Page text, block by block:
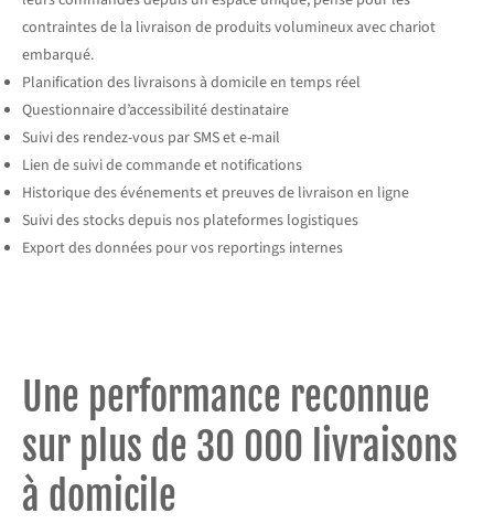
contraintes de la livraison de produits volumineux avec chariot
embarqué.
Planification des livraisons à domicile en temps réel
Questionnaire d’accessibilité destinataire
Suivi des rendez-vous par SMS et e-mail
Lien de suivi de commande et notifications
Historique des événements et preuves de livraison en ligne
Suivi des stocks depuis nos plateformes logistiques
Export des données pour vos reportings internes
Une performance reconnue
sur plus de 30 000 livraisons
à domicile